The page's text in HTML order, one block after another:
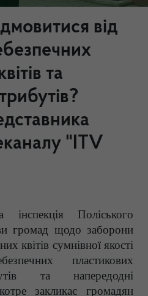
від
та
"ITV
інспекція Поліського
громад щодо заборони
квітів сумнівної якості
пластикових
та напередодні
закликає громадян